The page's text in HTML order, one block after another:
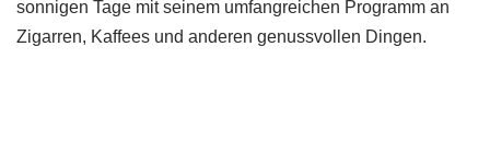
sonnigen Tage mit seinem umfangreichen Programm an
Zigarren, Kaffees und anderen genussvollen Dingen.